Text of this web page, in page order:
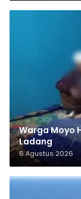
Warga Moyo
Ladang
6 Agustus 2026